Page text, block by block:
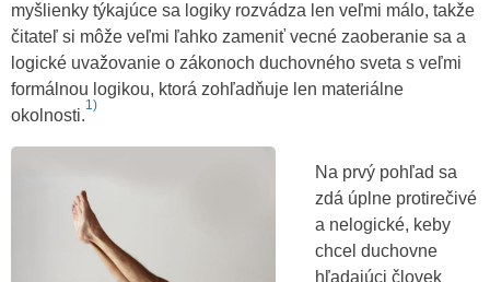
myšlienky týkajúce sa logiky rozvádza len veľmi málo, takže
čitateľ si môže veľmi ľahko zameniť vecné zaoberanie sa a
logické uvažovanie o zákonoch duchovného sveta s veľmi
formálnou logikou, ktorá zohľadňuje len materiálne
okolnosti.
1)
Na prvý pohľad sa
zdá úplne protirečivé
a nelogické, keby
chcel duchovne
hľadajúci človek